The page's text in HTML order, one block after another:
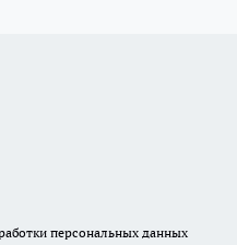
персональных данных